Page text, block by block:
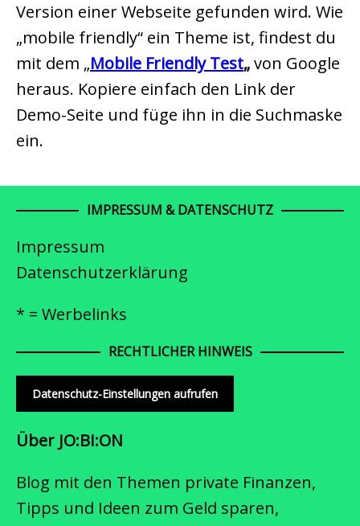
Version einer Webseite gefunden wird. Wie
„mobile friendly“ ein Theme ist, findest du
mit dem „Mobile Friendly Test„von Google
heraus. Kopiere einfach den Link der
Demo-Seite und füge ihn in die Suchmaske
ein.
IMPRESSUM & DATENSCHUTZ
Impressum
Datenschutzerklärung
* = Werbelinks
RECHTLICHER HINWEIS
Datenschutz-Einstellungen aufrufen
Über JO:BI:ON
Blog mit den Themen private Finanzen,
Tipps und Ideen zum Geld sparen,